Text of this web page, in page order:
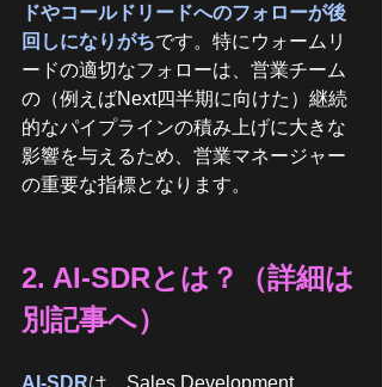
ドやコールドリードへのフォローが後
回しになりがちです。特にウォームリ
ードの適切なフォローは、営業チーム
の（例えばNext四半期に向けた）継続
的なパイプラインの積み上げに大きな
影響を与えるため、営業マネージャー
の重要な指標となります。
2. AI-SDRとは？（詳細は
別記事へ）
AI-SDRは、Sales Development